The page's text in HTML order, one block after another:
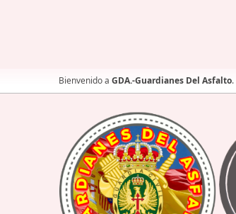
Bienvenido a GDA.-Guardianes Del Asfalto.